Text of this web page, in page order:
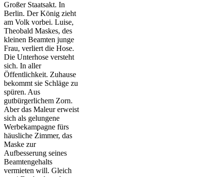
Großer Staatsakt. In
Berlin. Der König zieht
am Volk vorbei. Luise,
Theobald Maskes, des
kleinen Beamten junge
Frau, verliert die Hose.
Die Unterhose versteht
sich. In aller
Öffentlichkeit. Zuhause
bekommt sie Schläge zu
spüren. Aus
gutbürgerlichem Zorn.
Aber das Maleur erweist
sich als gelungene
Werbekampagne fürs
häusliche Zimmer, das
Maske zur
Aufbesserung seines
Beamtengehalts
vermieten will. Gleich